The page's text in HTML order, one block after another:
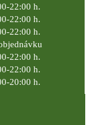
22:00 h.
22:00 h.
22:00 h.
22:00 h.
22:00 h.
20:00 h.